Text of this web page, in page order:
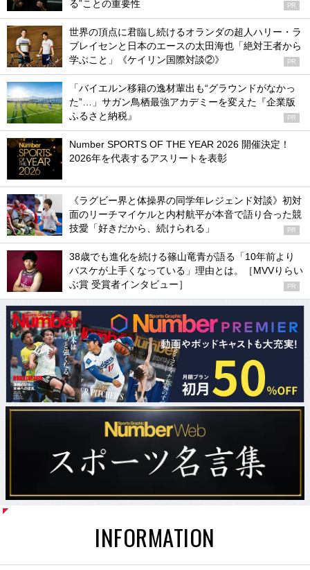
る”ことの重要性
PR
世界の頂点に君臨し続けるオランダの超人ハリー・ラ
ブレイセンと日本のエースの太田海也「絶対王者から
学ぶこと」《ケイリン国際対談②》
PR
「バイエルン移籍の逸材輩出も“グラウンドがなかっ
た”…」サガン鳥栖最強アカデミーを変えた『企業版
ふるさと納税』
PR
Number SPORTS OF THE YEAR 2026 開催決定！
2026年を代表するアスリートを表彰
《ラグビー界と体操界の同学年レジェンド対談》初対
面のリーチマイケルと内村航平が本音で語り合った競
技愛「好きだから、続けられる」
PR
38歳でも進化を続ける篠山竜青が語る「10年前より
バスケが上手くなっている」理由とは。［MVVりらい
ぶ賞 受賞者インタビュー］
PR
INFORMATION